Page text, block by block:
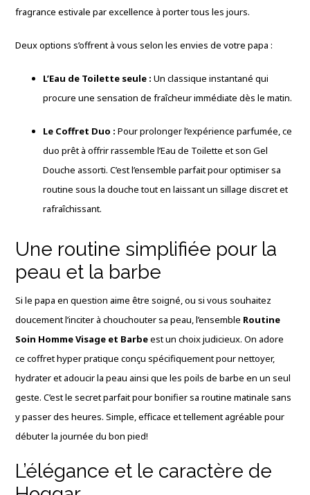
fragrance estivale par excellence à porter tous les jours.
Deux options s’offrent à vous selon les envies de votre papa :
L’Eau de Toilette seule : Un classique instantané qui
procure une sensation de fraîcheur immédiate dès le matin.
Le Coffret Duo : Pour prolonger l’expérience parfumée, ce
duo prêt à offrir rassemble l’Eau de Toilette et son Gel
Douche assorti. C’est l’ensemble parfait pour optimiser sa
routine sous la douche tout en laissant un sillage discret et
rafraîchissant.
Une routine simplifiée pour la
peau et la barbe
Si le papa en question aime être soigné, ou si vous souhaitez
doucement l’inciter à chouchouter sa peau, l’ensemble Routine
Soin Homme Visage et Barbeest un choix judicieux. On adore
ce coffret hyper pratique conçu spécifiquement pour nettoyer,
hydrater et adoucir la peau ainsi que les poils de barbe en un seul
geste. C’est le secret parfait pour bonifier sa routine matinale sans
y passer des heures. Simple, efficace et tellement agréable pour
débuter la journée du bon pied!
L’élégance et le caractère de